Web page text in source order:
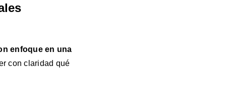
enfoque en una
con claridad qué